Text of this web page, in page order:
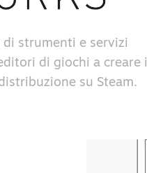
strumenti e servizi
di giochi a creare i
su Steam.